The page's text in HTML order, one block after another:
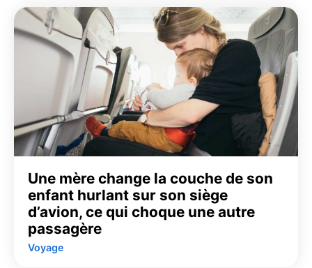
Une mère change la couche de son
enfant hurlant sur son siège
d’avion, ce qui choque une autre
passagère
Voyage